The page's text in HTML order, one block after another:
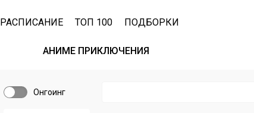
РАСПИСАНИЕ ТОП 100 ПОДБОРКИ
АНИМЕ ПРИКЛЮЧЕНИЯ
Онгоинг